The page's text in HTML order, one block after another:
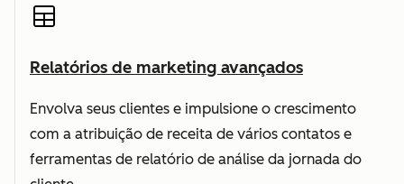
Relatórios de marketing avançados
Envolva seus clientes e impulsione o crescimento
com a atribuição de receita de vários contatos e
ferramentas de relatório de análise da jornada do